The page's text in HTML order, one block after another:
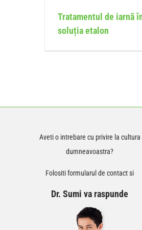
Tratamentul de iarnă
soluția etalon
Aveti o intrebare cu privire la cultura
dumneavoastra?
Folositi formularul de contact si
Dr. Sumi va raspunde